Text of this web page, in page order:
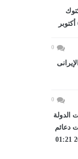
0
0
أعادت الدولة
دعائم
الاستقرار...اليوم الثلاثاء، 30 يونيو 2026 01:21